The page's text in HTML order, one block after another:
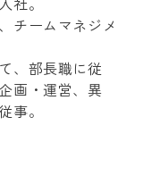
チームマネジメ
、部長職に従
画・運営、異
事。